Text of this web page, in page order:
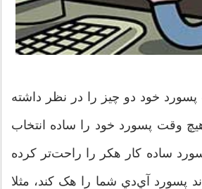
پسورد خود دو چيز را در نظر داشته
وقت پسورد خود را ساده انتخاب
ساده کار هکر را راحت‌تر کرده
پسورد آي‌دي شما را هک کند، مثلا